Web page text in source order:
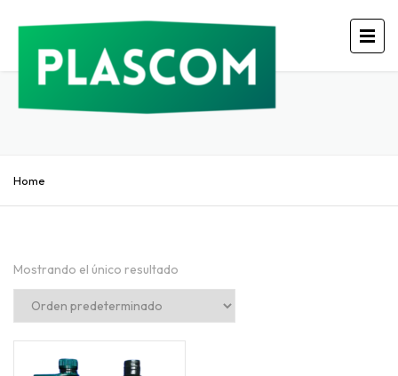
Home
Mostrando el único resultado